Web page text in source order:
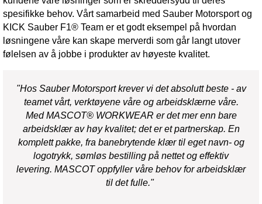
spesifikke behov. Vårt samarbeid med Sauber Motorsport og
KICK Sauber F1® Team er et godt eksempel på hvordan
løsningene våre kan skape merverdi som går langt utover
følelsen av å jobbe i produkter av høyeste kvalitet.
"Hos Sauber Motorsport krever vi det absolutt beste - av
teamet vårt, verktøyene våre og arbeidsklærne våre.
Med MASCOT® WORKWEAR er det mer enn bare
arbeidsklær av høy kvalitet; det er et partnerskap. En
komplett pakke, fra banebrytende klær til eget navn- og
logotrykk, sømløs bestilling på nettet og effektiv
levering. MASCOT oppfyller våre behov for arbeidsklær
til det fulle."